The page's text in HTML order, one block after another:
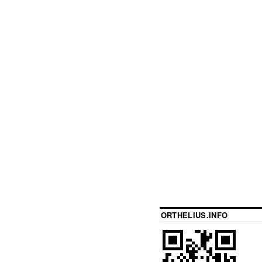
ORTHELIUS.INFO